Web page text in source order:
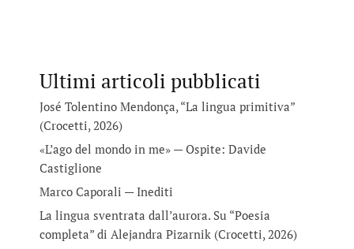
Ultimi articoli pubblicati
José Tolentino Mendonça, “La lingua primitiva”
(Crocetti, 2026)
«L’ago del mondo in me» — Ospite: Davide
Castiglione
Marco Caporali — Inediti
La lingua sventrata dall’aurora. Su “Poesia
completa” di Alejandra Pizarnik (Crocetti, 2026)